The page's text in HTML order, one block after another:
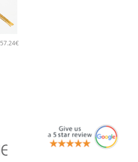
57.24€